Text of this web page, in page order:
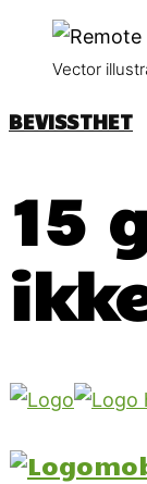
Vector
BEVISSTHET
15